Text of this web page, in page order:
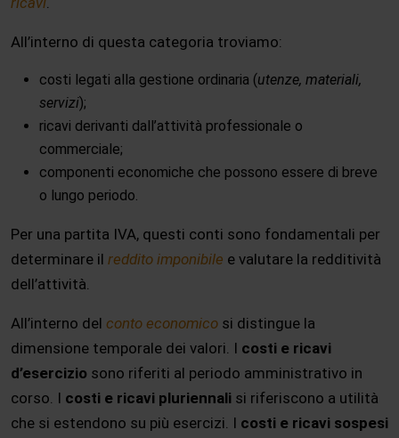
All’interno di questa categoria troviamo:
costi legati alla gestione ordinaria (utenze, materiali,
servizi);
ricavi derivanti dall’attività professionale o
commerciale;
componenti economiche che possono essere di breve
o lungo periodo.
Per una partita IVA, questi conti sono fondamentali per
determinare il reddito imponibile e valutare la redditività
dell’attività.
All’interno del conto economico si distingue la
dimensione temporale dei valori. I costi e ricavi
d’esercizio sono riferiti al periodo amministrativo in
corso. I costi e ricavi pluriennali si riferiscono a utilità
che si estendono su più esercizi. I costi e ricavi sospesi